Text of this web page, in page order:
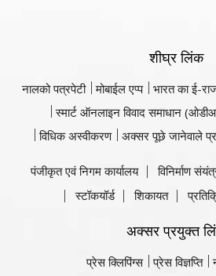
शीघ्र लिंक
नालको पत्रपेटी मोबाईल एप्प भारत का ई-
स्मार्ट ऑनलाइन विवाद समाधान
विधिक अस्वीकरण
अक्सर पूछे जानेवाले
पंजीकृत एवं निगम कार्यालय विनिर्माण
स्टॉकयॉर्ड
शिकायत
अक्सर प्रयुक्त
प्रेस क्लिपिंग्स प्रेस विज्ञप्ति